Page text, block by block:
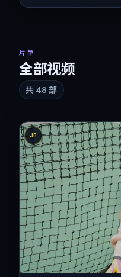
片单
全部视频
共 48 部
JP